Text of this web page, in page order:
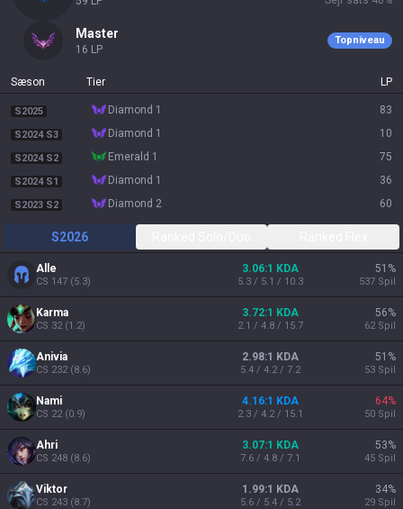
master
16 LP
Topniveau
Sæson Tier LP
S2025 diamond 1 83
S2024 S3 diamond 1 10
S2024 S2 emerald 1 75
S2024 S1 diamond 1 36
S2023 S2 diamond 2 60
S2026
Alle
CS 147 (5.3)
3.06:1 KDA
5.3 / 5.1 / 10.3
51 %
537 Spil
Karma
CS 32(1.2)
3.72:1 KDA
2.1 / 4.8 / 15.7
56%
62 Spil
Anivia
CS 232(8.6)
2.98:1 KDA
5.4 / 4.2 / 7.2
51 %
53 Spil
Nami
CS 22(0.9)
4.16:1 KDA
2.3 / 4.2 / 15.1
64%
50 Spil
Ahri
CS 248 (8.6)
3.07:1 KDA
7.6 / 4.8 / 7.1
53%
45 Spil
Viktor
CS 243 (8.7)
1.99:1 KDA
5.6 / 5.4 / 5.2
34%
29 Spil